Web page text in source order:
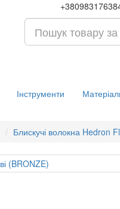
Інструменти
Блискучі волокна Hedron